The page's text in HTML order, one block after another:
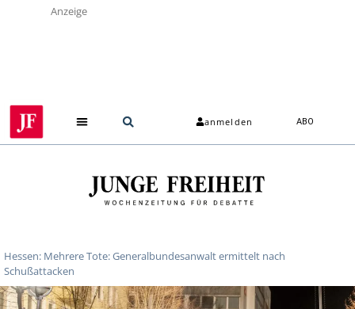
Anzeige
anmelden ABO
Hessen: Mehrere Tote: Generalbundesanwalt ermittelt nach
Schußattacken